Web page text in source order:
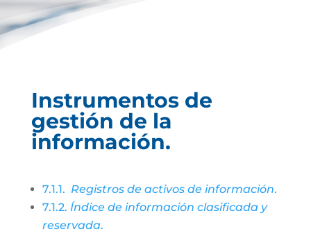
Instrumentos de
gestión de la
información.
7.1.1. Registros de activos de información.
7.1.2. Índice de información clasificada y
reservada.